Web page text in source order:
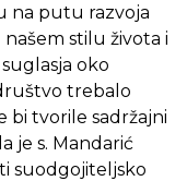
na putu razvoja
stilu života i
oko
trebalo
bi tvorile sadržajni
je s. Mandarić
suodgojiteljsko